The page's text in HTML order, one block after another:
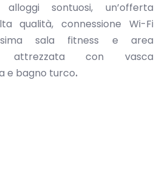
sontuosi, un’offerta
qualità, connessione Wi-Fi
sala fitness e area
attrezzata con vasca
e bagno turco.